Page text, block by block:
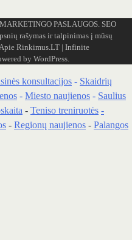
PASLAUGOS. SEO
rašymas ir talpinimas į mūsų
Apie Rinkimus.LT| Infinite
by WordPress.
konsultacijos - Skaidrių
- Miesto naujienos - Saulius
- Teniso treniruotės -
- Regionų naujienos - Palangos